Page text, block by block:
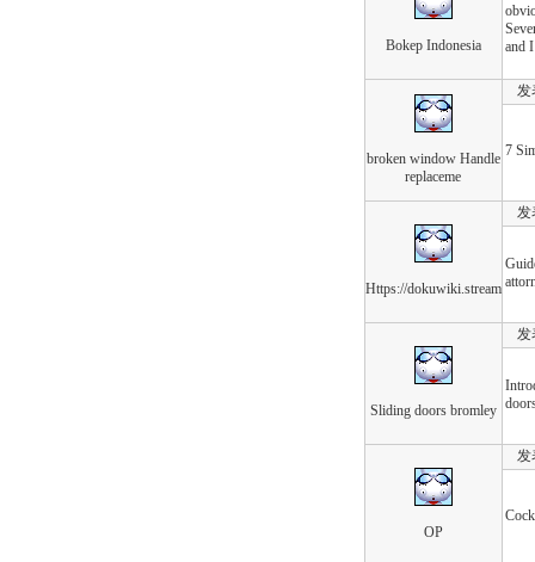
Bokep Indonesia
and
broken window Handle
replaceme
发
7
Https://dokuwiki.stream
发
Sliding doors bromley
发
OP
发